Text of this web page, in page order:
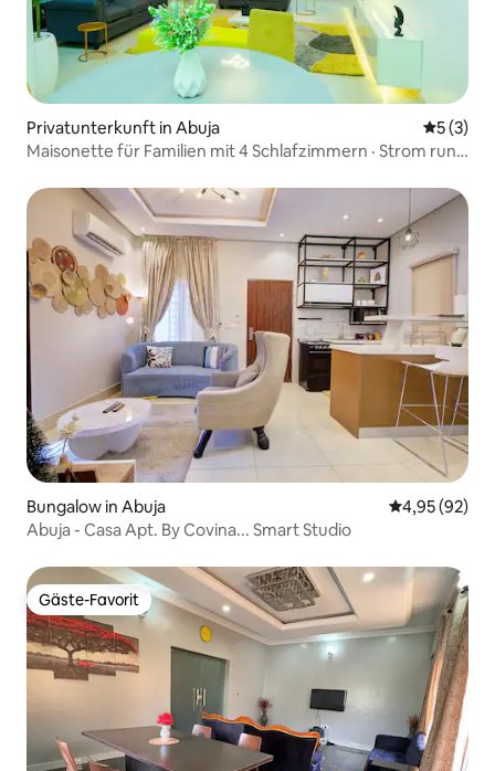
Privatunterkunft in Abuja
5 (3)
Maisonette für Familien mit 4 Schlafzimmern · Strom rund
Bungalow in Abuja
4,95 (92)
Abuja - Casa Apt. By Covina... Smart Studio
Gäste-Favorit
Gäste-Favorit